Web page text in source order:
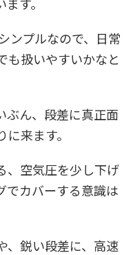
ンプルなので、日常
も扱いやすいかなと
ぶん、段差に真正面
来ます。
、空気圧を少し下げ
でカバーする意識は
、鋭い段差に、高速